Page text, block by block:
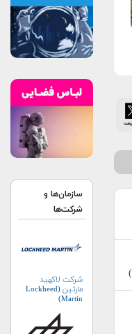
سازمان‌ها و
شرکت‌ها
شرکت لاکهید
مارتین (Lockheed
Martin)